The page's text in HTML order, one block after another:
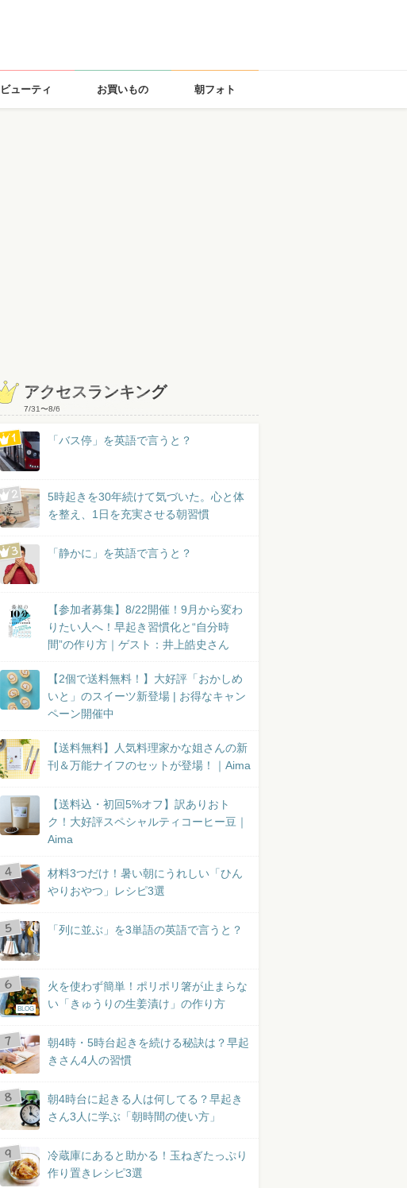
ューティ お買いもの 朝フォト
アクセスランキング
7/31〜8/6
「バス停」を英語で言うと？
5時起きを30年続けて気づいた。心と体
を整え、1日を充実させる朝習慣
「静かに」を英語で言うと？
【参加者募集】8/22開催！9月から変わ
りたい人へ！早起き習慣化と“自分時
間”の作り方｜ゲスト：井上皓史さん
【2個で送料無料！】大好評「おかしめ
いと」のスイーツ新登場 | お得なキャン
ペーン開催中
【送料無料】人気料理家かな姐さんの新
刊＆万能ナイフのセットが登場！｜Aima
【送料込・初回5%オフ】訳ありおト
ク！大好評スペシャルティコーヒー豆｜
Aima
材料3つだけ！暑い朝にうれしい「ひん
やりおやつ」レシピ3選
「列に並ぶ」を3単語の英語で言うと？
BLOG
火を使わず簡単！ポリポリ箸が止まらな
い「きゅうりの生姜漬け」の作り方
朝4時・5時台起きを続ける秘訣は？早起
きさん4人の習慣
朝4時台に起きる人は何してる？早起き
さん3人に学ぶ「朝時間の使い方」
冷蔵庫にあると助かる！玉ねぎたっぷり
作り置きレシピ3選